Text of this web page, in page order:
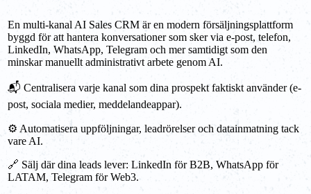
En multi-kanal AI Sales CRM är en modern försäljningsplattform
byggd för att hantera konversationer som sker via e-post, telefon,
LinkedIn, WhatsApp, Telegram och mer samtidigt som den
minskar manuellt administrativt arbete genom AI.
📬 Centralisera varje kanal som dina prospekt faktiskt använder (e-
post, sociala medier, meddelandeappar).
⚙️ Automatisera uppföljningar, leadrörelser och datainmatning tack
vare AI.
🔗 Sälj där dina leads lever: LinkedIn för B2B, WhatsApp för
LATAM, Telegram för Web3.